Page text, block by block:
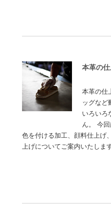
本革の
本革の仕
ッグなど
いろいろ
ん。 今
色を付ける加工、顔料仕上げ
上げについてご案内いたしま